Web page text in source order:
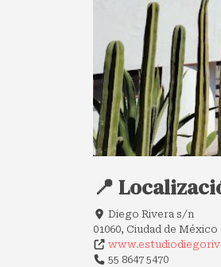
📍
Diego Rivera s/n
01060, Ciudad de México
55 8647 5470